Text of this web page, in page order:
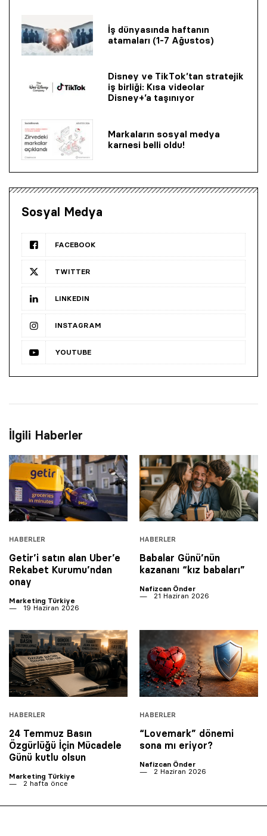
İş dünyasında haftanın
atamaları (1-7 Ağustos)
Disney ve TikTok’tan stratejik
iş birliği: Kısa videolar
Disney+’a taşınıyor
Markaların sosyal medya
karnesi belli oldu!
Sosyal Medya
FACEBOOK
TWITTER
LINKEDIN
INSTAGRAM
YOUTUBE
İlgili Haberler
HABERLER
Getir’i satın alan Uber’e
Rekabet Kurumu’ndan
onay
Marketing Türkiye
19 Haziran 2026
HABERLER
Babalar Günü’nün
kazananı “kız babaları”
Nafizcan Önder
21 Haziran 2026
HABERLER
24 Temmuz Basın
Özgürlüğü İçin Mücadele
Günü kutlu olsun
Marketing Türkiye
2 hafta önce
HABERLER
“Lovemark” dönemi
sona mı eriyor?
Nafizcan Önder
2 Haziran 2026